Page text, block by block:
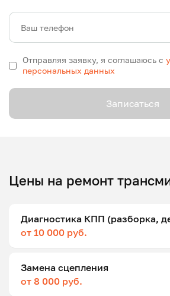
Ваш телефон
Отправляя заявку, я соглашаюсь с
персональных данных
Записаться
Цены на ремонт
Диагностика КПП (разборка,
от 10 000 руб.
Замена сцепления
от 8 000 руб.